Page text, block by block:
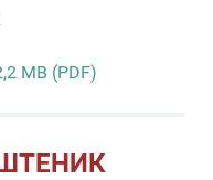
MB (PDF)